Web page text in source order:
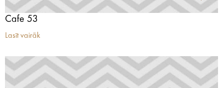
Cafe 53
Lasīt vairāk